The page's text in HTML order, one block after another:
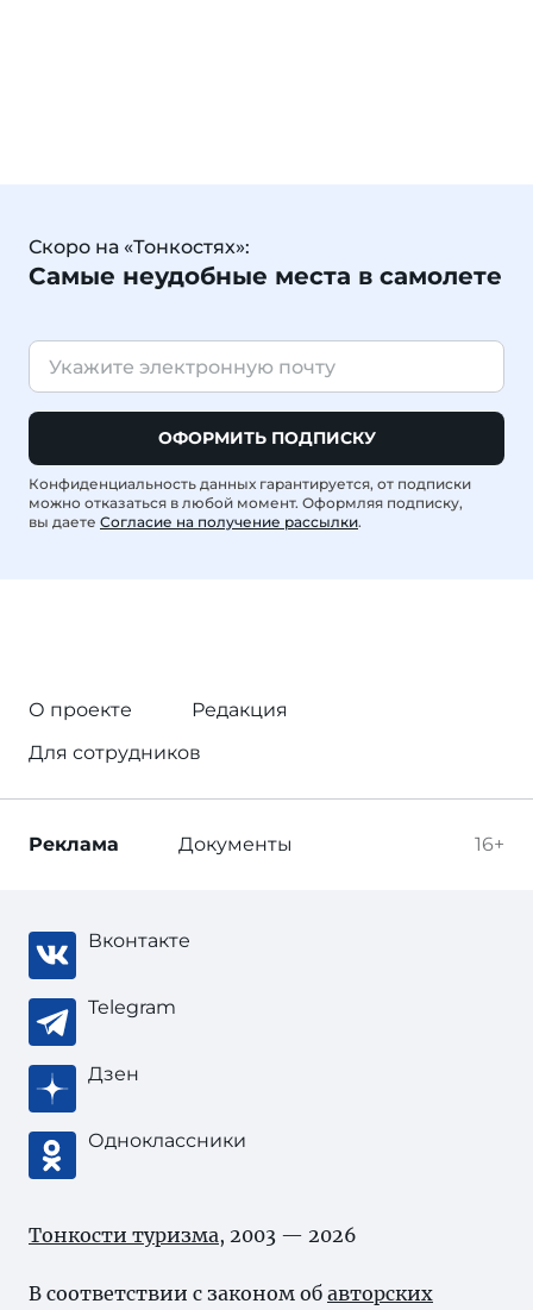
Скоро на «Тонкостях»:
Самые неудобные места в самолете
ОФОРМИТЬ ПОДПИСКУ
Конфиденциальность данных гарантируется, от подписки
можно отказаться в любой момент. Оформляя подписку,
вы даете Согласие на получение рассылки.
О проекте
Редакция
Для сотрудников
16+
Реклама Документы
Вконтакте
Telegram
Дзен
Одноклассники
Тонкости туризма, 2003 — 2026
В соответствии с законом об авторских